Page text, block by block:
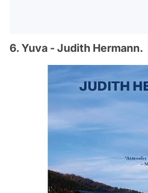
6. Yuva - Judith Hermann.